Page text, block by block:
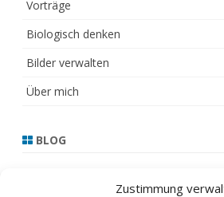
Zustimmung
Vorträge
Biologisch denken
Bilder verwalten
Über mich
BLOG